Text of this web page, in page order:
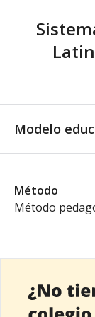
Modelo
Método
Método